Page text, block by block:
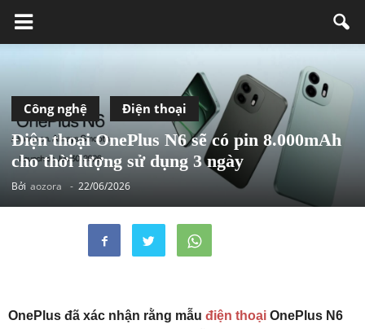
Công nghệ Điện thoại
Điện thoại OnePlus N6 sẽ có pin 8.000mAh
cho thời lượng sử dụng 3 ngày
Bởi aozora - 22/06/2026
OnePlus đã xác nhận rằng mẫu điện thoại OnePlus N6